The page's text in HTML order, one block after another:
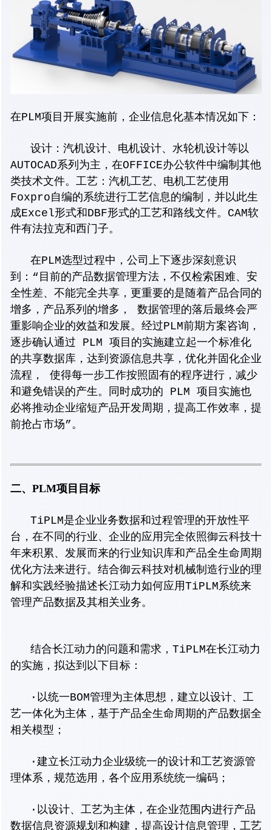
在PLM项目开展实施前，企业信息化基本情况如下：
设计：汽机设计、电机设计、水轮机设计等以
AUTOCAD系列为主，在OFFICE办公软件中编制其他
类技术文件。 工艺：汽机工艺、电机工艺使用
Foxpro自编的系统进行工艺信息的编制，并以此生
成Excel形式和DBF形式的工艺和路线文件。CAM软
件有法拉克和西门子。
在PLM选型过程中，公司上下逐步深刻意识
到：“目前的产品数据管理方法，不仅检索困难、安
全性差、不能完全共享，更重要的是随着产品合同的
增多，产品系列的增多， 数据管理的落后最终会严
重影响企业的效益和发展。经过PLM前期方案咨询，
逐步确认通过 PLM 项目的实施建立起一个标准化
的共享数据库，达到资源信息共享，优化并固化企业
流程， 使得每一步工作按照固有的程序进行，减少
和避免错误的产生。同时成功的 PLM 项目实施也
必将推动企业缩短产品开发周期，提高工作效率，提
前抢占市场”。
二、PLM项目目标
TiPLM是企业业务数据和过程管理的开放性平
台，在不同的行业、企业的应用完全依照御云科技十
年来积累、发展而来的行业知识库和产品全生命周期
优化方法来进行。结合御云科技对机械制造行业的理
解和实践经验描述长江动力如何应用TiPLM系统来
管理产品数据及其相关业务。
结合长江动力的问题和需求，TiPLM在长江动力
的实施，拟达到以下目标：
·以统一BOM管理为主体思想，建立以设计、工
艺一体化为主体，基于产品全生命周期的产品数据全
相关模型；
·建立长江动力企业级统一的设计和工艺资源管
理体系，规范选用，各个应用系统统一编码；
·以设计、工艺为主体，在企业范围内进行产品
数据信息资源规划和构建，提高设计信息管理，工艺